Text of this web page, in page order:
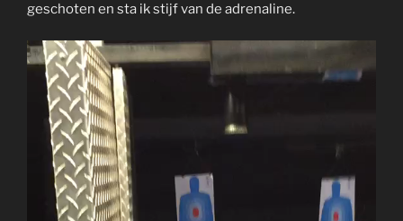
geschoten en sta ik stijf van de adrenaline.​